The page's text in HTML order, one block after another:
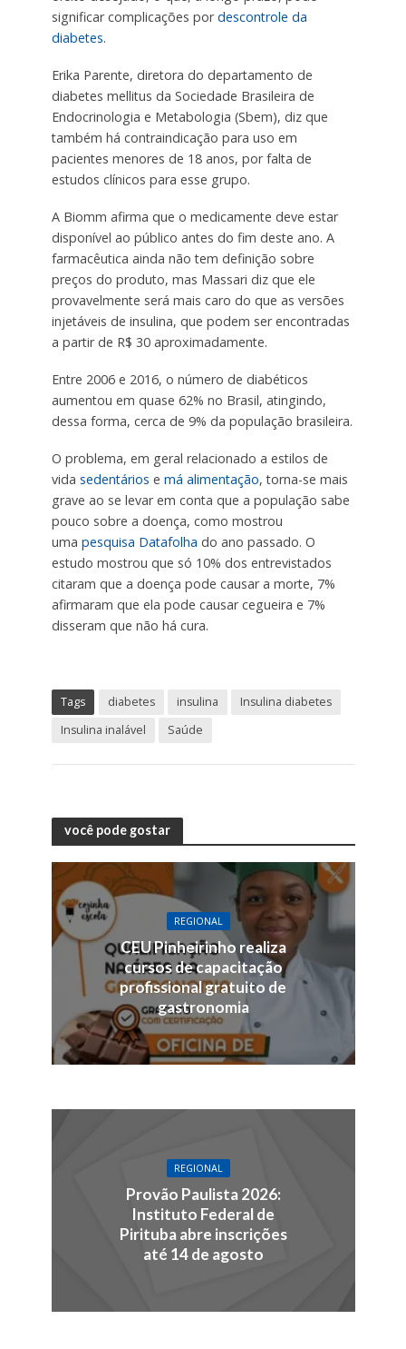
significar complicações pordescontrole da
diabetes.
Erika Parente, diretora do departamento de
diabetes mellitus da Sociedade Brasileira de
Endocrinologia e Metabologia (Sbem), diz que
também há contraindicação para uso em
pacientes menores de 18 anos, por falta de
estudos clínicos para esse grupo.
A Biomm afirma que o medicamente deve estar
disponível ao público antes do fim deste ano. A
farmacêutica ainda não tem definição sobre
preços do produto, mas Massari diz que ele
provavelmente será mais caro do que as versões
injetáveis de insulina, que podem ser encontradas
a partir de R$ 30 aproximadamente.
Entre 2006 e 2016, o número de diabéticos
aumentou em quase 62% no Brasil, atingindo,
dessa forma, cerca de 9% da população brasileira.
O problema, em geral relacionado a estilos de
vida sedentários e má alimentação, torna-se mais
grave ao se levar em conta que a população sabe
pouco sobre a doença, como mostrou
uma pesquisa Datafolha do ano passado. O
estudo mostrou que só 10% dos entrevistados
citaram que a doença pode causar a morte, 7%
afirmaram que ela pode causar cegueira e 7%
disseram que não há cura.
Tags diabetes insulina
Insulina diabetes
Insulina inalável
Saúde
você pode gostar
REGIONAL
CEU Pinheirinho realiza
cursos de capacitação
profissional gratuito de
gastronomia
REGIONAL
Provão Paulista 2026:
Instituto Federal de
Pirituba abre inscrições
até 14 de agosto